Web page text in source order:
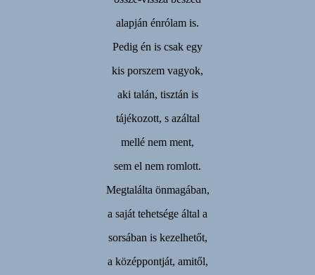
alapján énrólam is.
Pedig én is csak egy
kis porszem vagyok,
aki talán, tisztán is
tájékozott, s azáltal
mellé nem ment,
sem el nem romlott.
Megtalálta önmagában,
a saját tehetsége által a
sorsában is kezelhetőt,
a középpontját, amitől,